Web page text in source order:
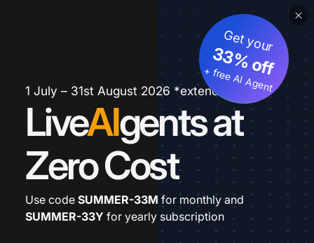
1 July – 31st August 2026 *extended
LiveAIgents at
Zero Cost
Get your
33% off
+ free AI Agent
Use code SUMMER-33M for monthly and
SUMMER-33Y for yearly subscription